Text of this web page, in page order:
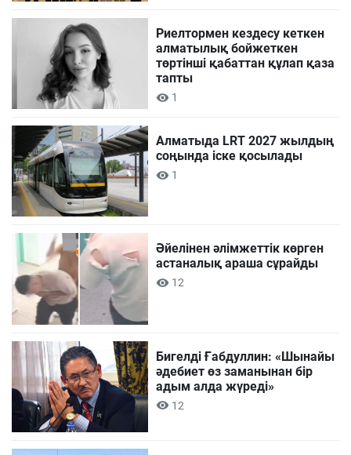
Риелтормен кездесу кеткен
алматылық бойжеткен
төртінші қабаттан құлап қаза
тапты
1
Алматыда LRT 2027 жылдың
соңында іске қосылады
1
Әйелінен әлімжеттік көрген
астаналық араша сұрайды
12
Бигелді Ғабдуллин: «Шынайы
әдебиет өз заманынан бір
адым алда жүреді»
12